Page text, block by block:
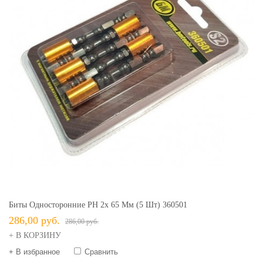
Биты Односторонние PH 2х 65 Мм (5 Шт) 360501
286,00 руб. 286,00 руб.
+ В КОРЗИНУ
+ В избранное
Сравнить